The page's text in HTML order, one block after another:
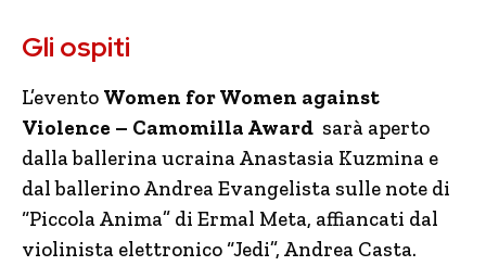
Gli ospiti
L’evento Women for Women against
Violence – Camomilla Award sarà aperto
dalla ballerina ucraina Anastasia Kuzmina e
dal ballerino Andrea Evangelista sulle note di
“Piccola Anima” di Ermal Meta, affiancati dal
violinista elettronico “Jedi”, Andrea Casta.